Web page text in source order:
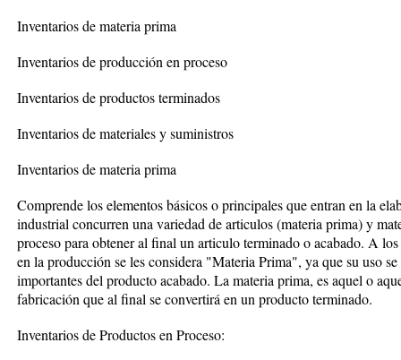
Inventarios de materia prima
Inventarios de producción en proceso
Inventarios de productos terminados
Inventarios de materiales y suministros
Inventarios de materia prima
Comprende los elementos básicos o principales que entran en la
industrial concurren una variedad de articulos (materia prima) y
proceso para obtener al final un articulo terminado o acabado. A
en la producción se les considera "Materia Prima", ya que su uso
importantes del producto acabado. La materia prima, es aquel o
fabricación que al final se convertirá en un producto terminado.
Inventarios de Productos en Proceso: